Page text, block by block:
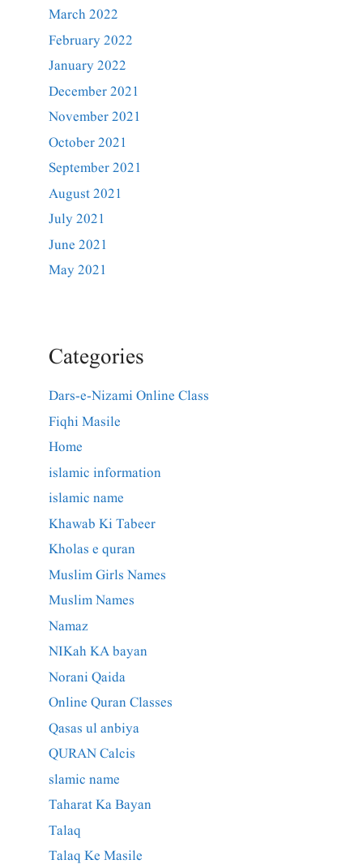
March 2022
February 2022
January 2022
December 2021
November 2021
October 2021
September 2021
August 2021
July 2021
June 2021
May 2021
Categories
Dars-e-Nizami Online Class
Fiqhi Masile
Home
islamic information
islamic name
Khawab Ki Tabeer
Kholas e quran
Muslim Girls Names
Muslim Names
Namaz
NIKah KA bayan
Norani Qaida
Online Quran Classes
Qasas ul anbiya
QURAN Calcis
slamic name
Taharat Ka Bayan
Talaq
Talaq Ke Masile